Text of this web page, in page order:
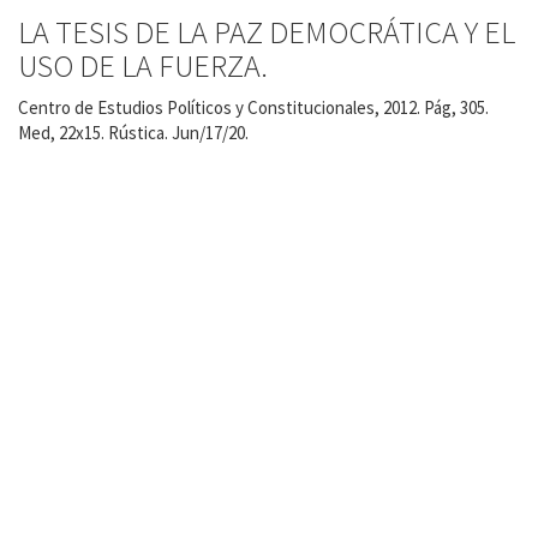
LA TESIS DE LA PAZ DEMOCRÁTICA Y EL
USO DE LA FUERZA.
Centro de Estudios Políticos y Constitucionales, 2012. Pág, 305.
Med, 22x15. Rústica. Jun/17/20.